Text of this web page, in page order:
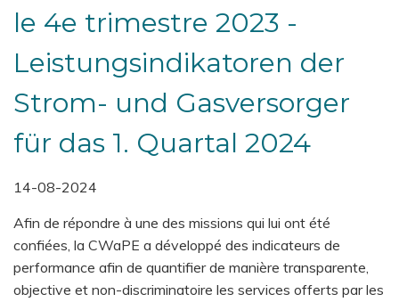
le 4e trimestre 2023 -
Leistungsindikatoren der
Strom- und Gasversorger
für das 1. Quartal 2024
14-08-2024
Afin de répondre à une des missions qui lui ont été
confiées, la CWaPE a développé des indicateurs de
performance afin de quantifier de manière transparente,
objective et non-discriminatoire les services offerts par les